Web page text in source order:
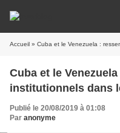
Accueil » Cuba et le Venezuela :
Cuba et le
institutionnels dans
Publié le 20/08/2019 à 01:08
Par anonyme